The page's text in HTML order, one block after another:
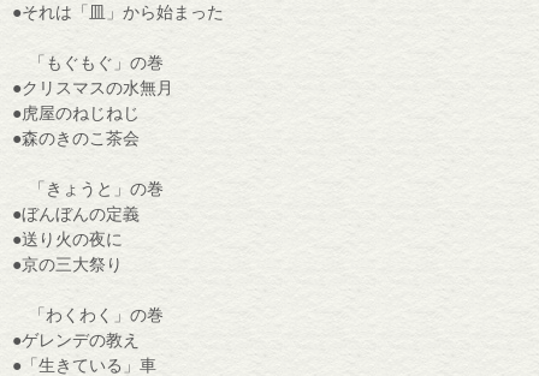
●それは「皿」から始まった
「もぐもぐ」の巻
●クリスマスの水無月
●虎屋のねじねじ
●森のきのこ茶会
「きょうと」の巻
●ぼんぼんの定義
●送り火の夜に
●京の三大祭り
「わくわく」の巻
●ゲレンデの教え
●「生きている」車